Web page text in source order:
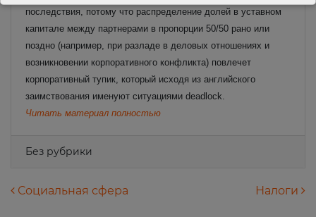
последствия, потому что распределение долей в уставном
капитале между партнерами в пропорции 50/50 рано или
поздно (например, при разладе в деловых отношениях и
возникновении корпоративного конфликта) повлечет
корпоративный тупик, который исходя из английского
заимствования именуют ситуациями deadlock.
Читать материал полностью
Без рубрики
Навигация по записям
Социальная сфера Налоги